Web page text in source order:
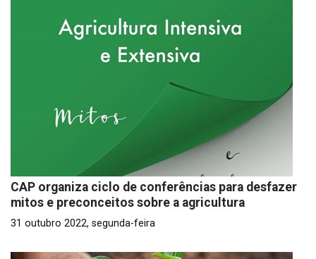
CAP organiza ciclo de conferências para desfazer
mitos e preconceitos sobre a agricultura
31 outubro 2022, segunda-feira